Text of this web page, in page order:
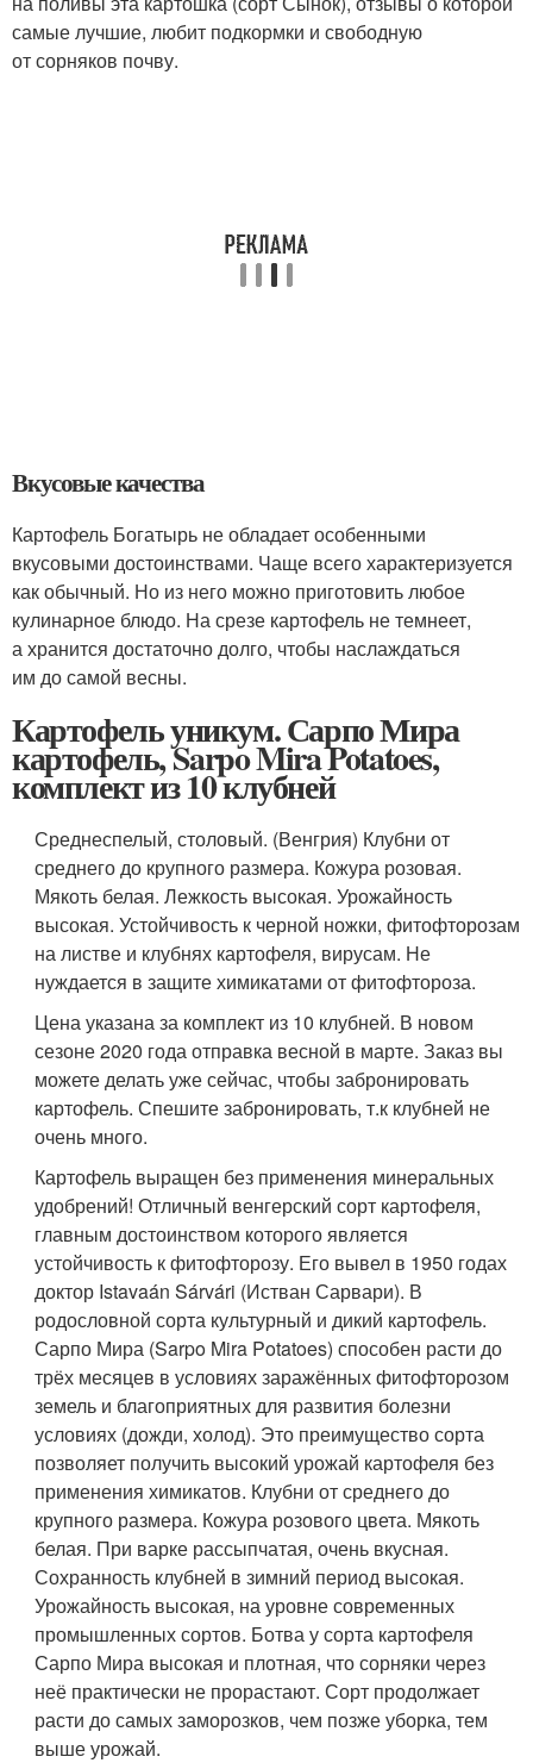
самые лучшие, любит подкормки и свободную
от сорняков почву.
Вкусовые качества
Картофель Богатырь не обладает особенными
вкусовыми достоинствами. Чаще всего характеризуется
как обычный. Но из него можно приготовить любое
кулинарное блюдо. На срезе картофель не темнеет,
а хранится достаточно долго, чтобы наслаждаться
им до самой весны.
Картофель уникум. Сарпо Мира
картофель, Sarpo Mira Potatoes,
комплект из 10 клубней
Среднеспелый, столовый. (Венгрия) Клубни от
среднего до крупного размера. Кожура розовая.
Мякоть белая. Лежкость высокая. Урожайность
высокая. Устойчивость к черной ножки, фитофторозам
на листве и клубнях картофеля, вирусам. Не
нуждается в защите химикатами от фитофтороза.
Цена указана за комплект из 10 клубней. В новом
сезоне 2020 года отправка весной в марте. Заказ вы
можете делать уже сейчас, чтобы забронировать
картофель. Спешите забронировать, т.к клубней не
очень много.
Картофель выращен без применения минеральных
удобрений! Отличный венгерский сорт картофеля,
главным достоинством которого является
устойчивость к фитофторозу. Его вывел в 1950 годах
доктор Istavaán Sárvári (Истван Сарвари). В
родословной сорта культурный и дикий картофель.
Сарпо Мира (Sarpo Mira Potatoes) способен расти до
трёх месяцев в условиях заражённых фитофторозом
земель и благоприятных для развития болезни
условиях (дожди, холод). Это преимущество сорта
позволяет получить высокий урожай картофеля без
применения химикатов. Клубни от среднего до
крупного размера. Кожура розового цвета. Мякоть
белая. При варке рассыпчатая, очень вкусная.
Сохранность клубней в зимний период высокая.
Урожайность высокая, на уровне современных
промышленных сортов. Ботва у сорта картофеля
Сарпо Мира высокая и плотная, что сорняки через
неё практически не прорастают. Сорт продолжает
расти до самых заморозков, чем позже уборка, тем
выше урожай.